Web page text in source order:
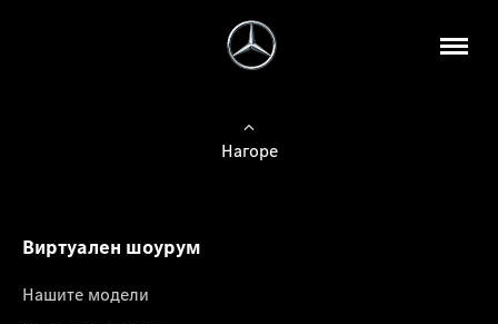
Нагоре
Виртуален шоурум
Нашите модели